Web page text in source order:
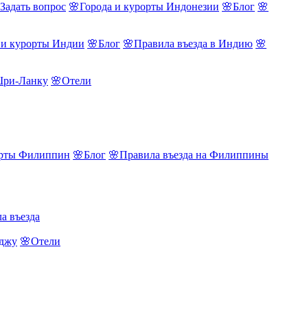
вопрос 🌸Города и курорты Индонезии 🌸Блог 🌸
и курорты Индии 🌸Блог 🌸Правила въезда в Индию 🌸
Ланку 🌸Отели
Филиппин 🌸Блог 🌸Правила въезда на Филиппины
въезда
🌸Отели